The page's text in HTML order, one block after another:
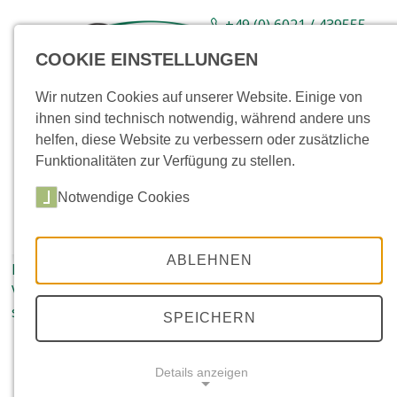
+49 (0) 6021 / 439555-
Sortiment Neuware Aktionsartikel
Kandla Grey, Römischer
Verband,
spaltrau
Mandana, Römischer
Verband,
spaltrau
COOKIE EINSTELLUNGEN
Wir nutzen Cookies auf unserer Website. Einige von
ihnen sind technisch notwendig, während andere uns
helfen, diese Website zu verbessern oder zusätzliche
Funktionalitäten zur Verfügung zu stellen.
Notwendige Cookies
ABLEHNEN
SPEICHERN
Details anzeigen